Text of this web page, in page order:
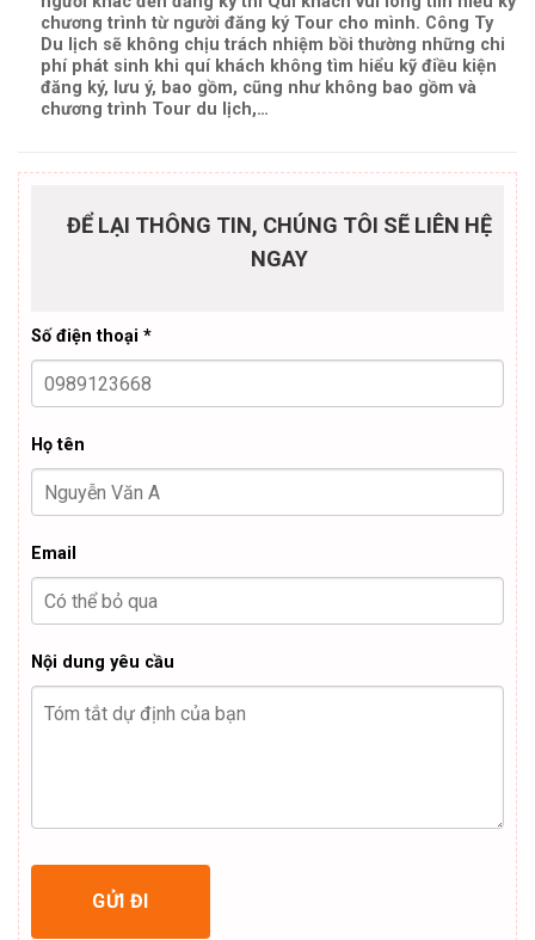
chương trình từ người đăng ký Tour cho mình. Công Ty
Du lịch sẽ không chịu trách nhiệm bồi thường những chi
phí phát sinh khi quí khách không tìm hiểu kỹ điều kiện
đăng ký, lưu ý, bao gồm, cũng như không bao gồm và
chương trình Tour du lịch,…
ĐỂ LẠI THÔNG TIN, CHÚNG TÔI SẼ LIÊN HỆ
NGAY
Số điện thoại *
Họ tên
Email
Nội dung yêu cầu